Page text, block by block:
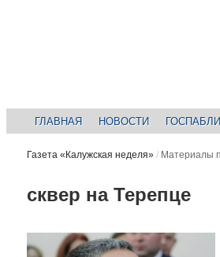
ГЛАВНАЯ НОВОСТИ
Газета «Калужская неделя» / Материалы
сквер на Терепце